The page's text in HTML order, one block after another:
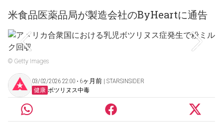
米食品医薬品局が製造会社のByHeartに通告
© Getty Images
03/02/2026 22:00 ‧ 6ヶ月前 | STARSINSIDER
健康 ボツリヌス中毒